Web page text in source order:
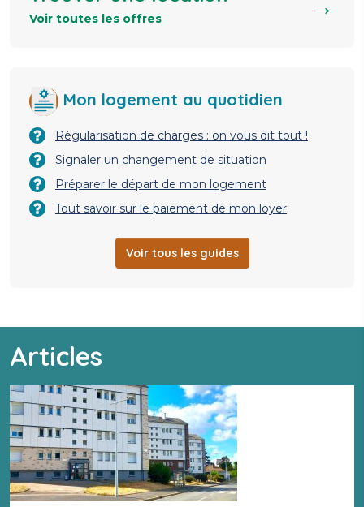
Voir toutes les offres
Mon logement au quotidien
Régularisation de charges : on vous dit tout !
Signaler un changement de situation
Préparer le départ de mon logement
Tout savoir sur le paiement de mon loyer
Voir tous les guides
Articles